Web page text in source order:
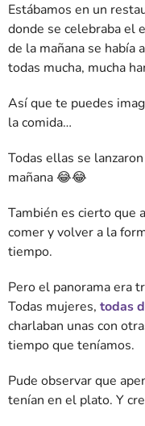
Estábamos en un
donde se celebraba el
de la mañana se había
todas mucha, mucha
Así que te puedes
la comida…
Todas ellas se
mañana 😂😂
También es cierto que
comer y volver a la
tiempo.
Pero el panorama era
Todas mujeres, todas
charlaban unas con
tiempo que teníamos.
Pude observar que
tenían en el plato. Y